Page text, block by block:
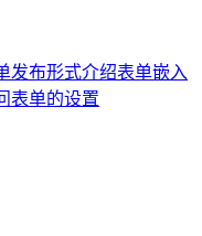
发布形式介绍表单嵌入
表单的设置